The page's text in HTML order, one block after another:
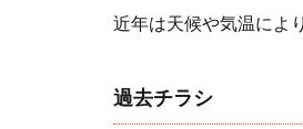
近年は天候や気温によ
過去チラシ